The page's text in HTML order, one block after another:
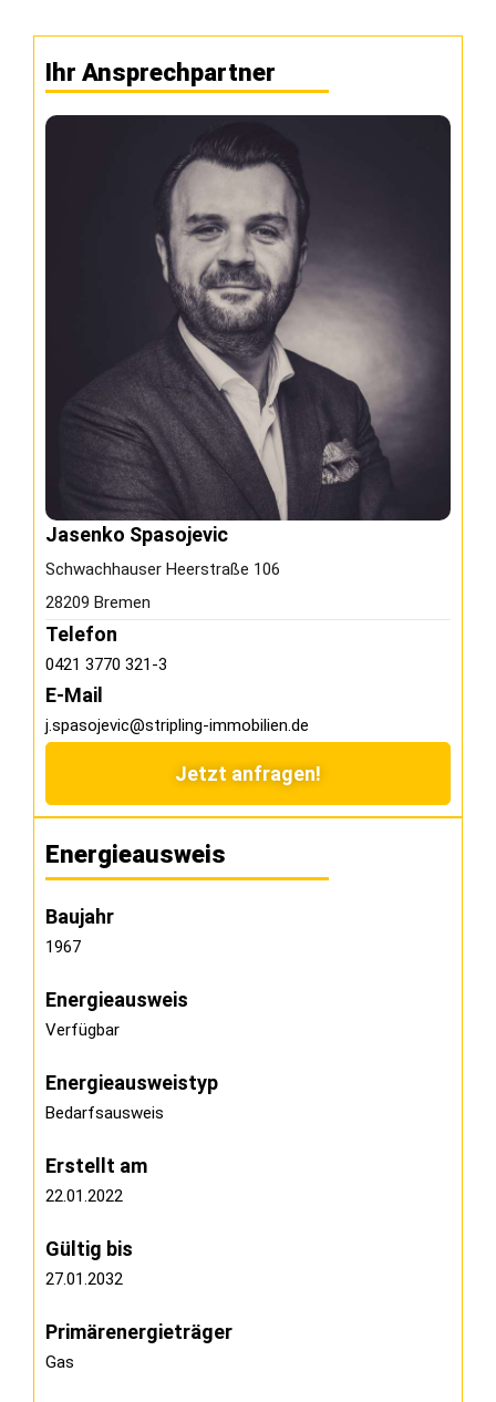
Ihr Ansprechpartner
Jasenko Spasojevic
Schwachhauser Heerstraße 106
28209 Bremen
Telefon
0421 3770 321-3
E-Mail
j.spasojevic@stripling-immobilien.de
Jetzt anfragen!
Energieausweis
Baujahr
1967
Energieausweis
Verfügbar
Energie­ausweistyp
Bedarfsausweis
Erstellt am
22.01.2022
Gültig bis
27.01.2032
Primärenergieträger
Gas